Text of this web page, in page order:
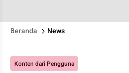
Beranda News
Konten dari Pengguna